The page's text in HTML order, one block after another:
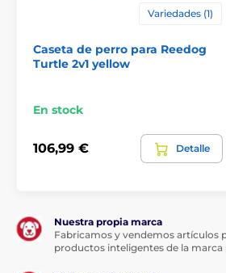
Variedades (1)
Caseta de perro para Reedog
Turtle 2v1 yellow
En stock
106,99 € Detalle
Nuestra propia marca
Fabricamos y vendemos artículos
productos inteligentes de la marca